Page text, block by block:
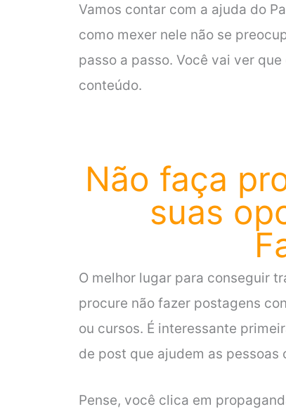
Vamos contar com a ajuda do
como mexer nele não se
passo a passo. Você vai ver
conteúdo.
Não faça
suas
O melhor lugar para conseguir
procure não fazer postagens
ou cursos. É interessante
de post que ajudem as pessoas
Pense, você clica em